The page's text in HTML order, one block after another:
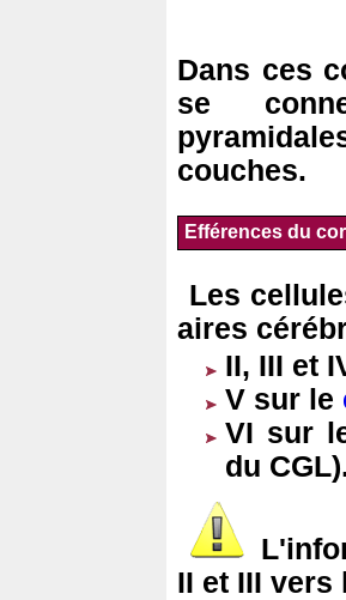
Dans ces
se
couches.
Efférences du
Les
aires
II, III et
V sur le
VI sur
du
II et III